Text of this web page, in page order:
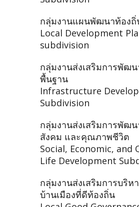
กลุ่มงานแผนพัฒนาท้องถิ่
Local Development
subdivision
กลุ่มงานส่งเสริมการพัฒน
พื้นฐาน
Infrastructure
Subdivision
กลุ่มงานส่งเสริมการพัฒน
สังคม และคุณภาพชีวิต
Social, Economic, and
Life Development
กลุ่มงานส่งเสริมการบริห
บ้านเมืองที่ดีท้องถิ่น